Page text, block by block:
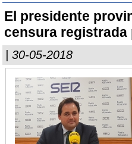
El presidente
censura registrada
| 30-05-2018